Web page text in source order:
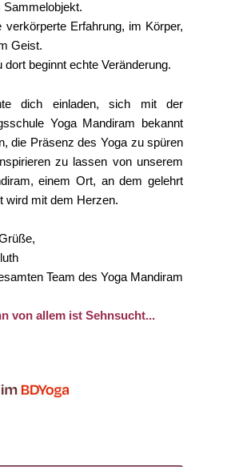
Sammelobjekt.
verkörperte Erfahrung, im Körper,
Geist.
dort beginnt echte Veränderung.
dich einladen, sich mit der
Yoga Mandiram bekannt
die Präsenz des Yoga zu spüren
zu lassen von unserem
einem Ort, an dem gelehrt
wird mit dem Herzen.
Team des Yoga Mandiram
von allem ist Sehnsucht...